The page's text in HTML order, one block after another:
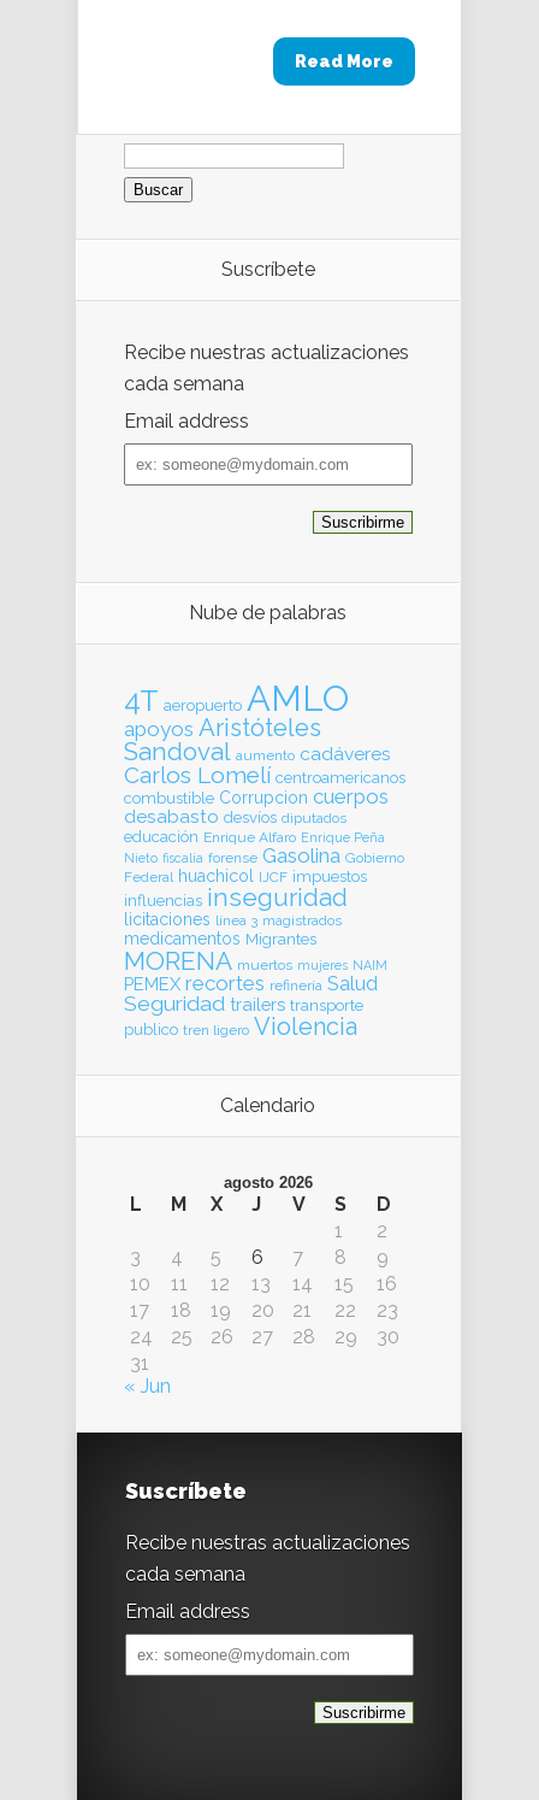
Read More
Buscar:
Suscríbete
Recibe nuestras actualizaciones
cada semana
Email address
Email
address
Nube de palabras
4T aeropuerto AMLO
apoyos Aristóteles
Sandoval aumento cadáveres
Carlos Lomelí centroamericanos
combustible Corrupcion cuerpos
desabasto desvíos diputados
educación Enrique Alfaro Enrique Peña
Nieto fiscalia forense Gasolina Gobierno
Federal huachicol IJCF impuestos
influencias inseguridad
licitaciones línea 3 magistrados
medicamentos Migrantes
MORENA muertos mujeres NAIM
PEMEX recortes refinería Salud
Seguridad trailers transporte
publico tren ligero Violencia
Calendario
agosto 2026
L M X J V S
D
1
2
3
4 5 6 7 8
9
10
11 12 13 14 15
16
17
18 19 20 21 22
23
24
25 26 27 28 29
30
31
« Jun
Suscríbete
Recibe nuestras actualizaciones
cada semana
Email address
Email
address